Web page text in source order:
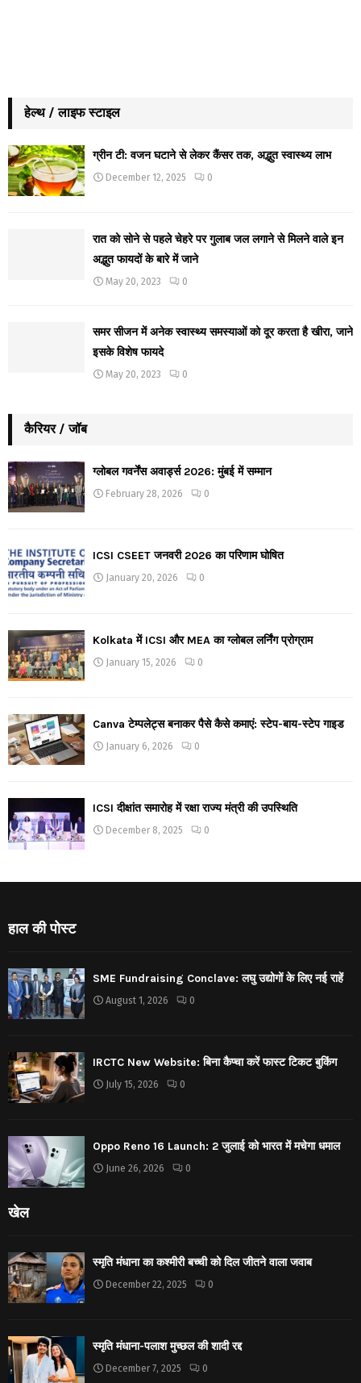
हेल्थ / लाइफ स्टाइल
ग्रीन टी: वजन घटाने से लेकर कैंसर तक, अद्भुत स्वास्थ्य लाभ
December 12, 2025 0
रात को सोने से पहले चेहरे पर गुलाब जल लगाने से मिलने वाले इन
अद्भुत फायदों के बारे में जाने
May 20, 2023 0
समर सीजन में अनेक स्वास्थ्य समस्याओं को दूर करता है खीरा, जाने
इसके विशेष फायदे
May 20, 2023 0
कैरियर / जॉब
ग्लोबल गवर्नेंस अवार्ड्स 2026: मुंबई में सम्मान
February 28, 2026 0
ICSI CSEET जनवरी 2026 का परिणाम घोषित
January 20, 2026 0
Kolkata में ICSI और MEA का ग्लोबल लर्निंग प्रोग्राम
January 15, 2026 0
Canva टेम्पलेट्स बनाकर पैसे कैसे कमाएं: स्टेप-बाय-स्टेप गाइड
January 6, 2026 0
ICSI दीक्षांत समारोह में रक्षा राज्य मंत्री की उपस्थिति
December 8, 2025 0
हाल की पोस्ट
SME Fundraising Conclave: लघु उद्योगों के लिए नई राहें
August 1, 2026 0
IRCTC New Website: बिना कैप्चा करें फास्ट टिकट बुकिंग
July 15, 2026 0
Oppo Reno 16 Launch: 2 जुलाई को भारत में मचेगा धमाल
June 26, 2026 0
खेल
स्मृति मंधाना का कश्मीरी बच्ची को दिल जीतने वाला जवाब
December 22, 2025 0
स्मृति मंधाना-पलाश मुच्छल की शादी रद्द
December 7, 2025 0